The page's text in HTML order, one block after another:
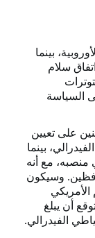
بينما
سلام
السياسة
على تعيين
بينما
مع أنه
وسيكون
الأمريكي
أن يبلغ